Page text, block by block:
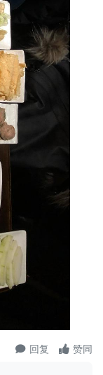
回复 赞同